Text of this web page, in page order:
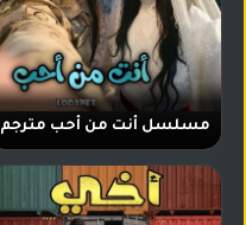
مسلسل أنت من أحب مترجم